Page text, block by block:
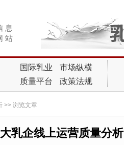
息
站
国际乳业
市场纵横
质量平台
政策法规
>> 浏览文章
乳企线上运营质量分析